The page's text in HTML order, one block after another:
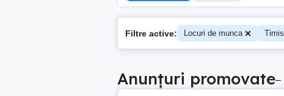
Filtre active: Locuri de munca Timis
Anunțuri promovate–